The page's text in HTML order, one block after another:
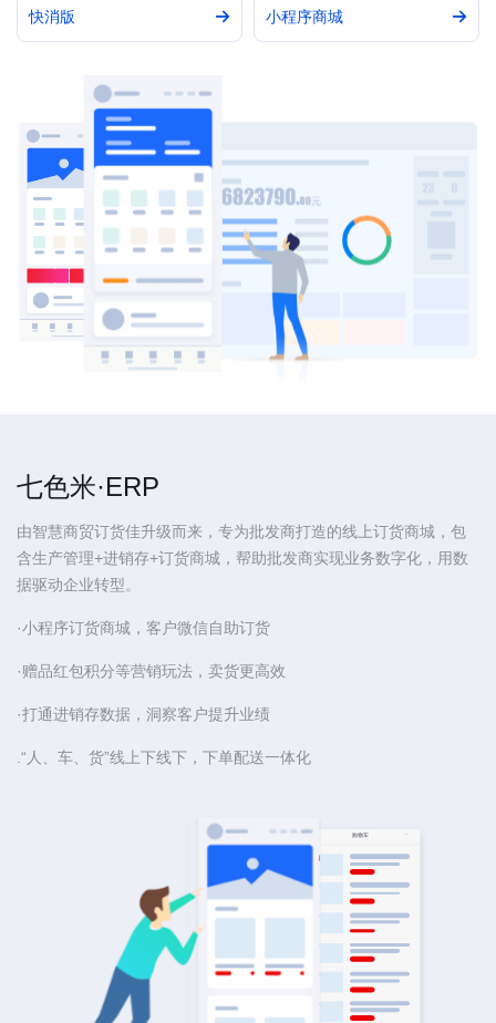
快消版 小程序商城
七色米·ERP
由智慧商贸订货佳升级而来，专为批发商打造的线上订货商城，包
含生产管理+进销存+订货商城，帮助批发商实现业务数字化，用数
据驱动企业转型。
·小程序订货商城，客户微信自助订货
·赠品红包积分等营销玩法，卖货更高效
·打通进销存数据，洞察客户提升业绩
.“人、车、货”线上下线下，下单配送一体化